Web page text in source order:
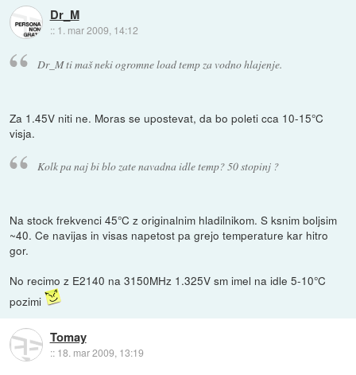
Dr_M
:: 1. mar 2009, 14:12
Dr_M ti maš neki ogromne load temp za vodno hlajenje.
Za 1.45V niti ne. Moras se upostevat, da bo poleti cca 10-15°C
visja.
Kolk pa naj bi blo zate navadna idle temp? 50 stopinj ?
Na stock frekvenci 45°C z originalnim hladilnikom. S ksnim boljsim
~40. Ce navijas in visas napetost pa grejo temperature kar hitro
gor.
No recimo z E2140 na 3150MHz 1.325V sm imel na idle 5-10°C
pozimi
Tomay
:: 18. mar 2009, 13:19